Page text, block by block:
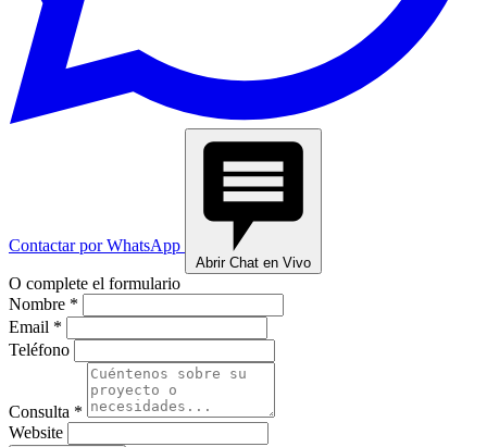
Contactar por WhatsApp
Abrir Chat en Vivo
O complete el formulario
Nombre *
Email *
Teléfono
Consulta *
Website